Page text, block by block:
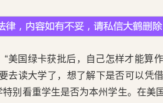
“美国绿卡获批后，自己怎样才能算
去读大学了，想了解下是否可以凭
别看重学生是否为本州学生。在美